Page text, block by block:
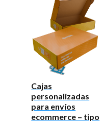
Cajas
personalizadas
para envíos
ecommerce – tipo